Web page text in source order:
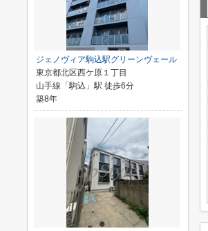
ジェノヴィア駒込駅グリーンヴェール
東京都北区西ケ原１丁目
山手線「駒込」駅 徒歩6分
築8年